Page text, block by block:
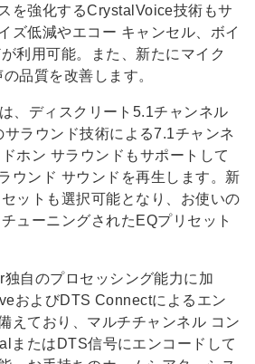
を強化するCrystalVoice技術もサ
ズ低減やエコー キャンセル、ボイ
利用可能。また、新たにマイク
品質を改善します。
、ディスクリート5.1チャンネル
ラウンド技術による7.1チャンネ
ホン サラウンドもサポートして
ウンド サウンドを再生します。新
ットも選択可能となり、お使いの
ューニングされたEQプリセット
自のプロセッシング能力に加
およびDTS Connectによるエン
えており、マルチチャンネル コン
またはDTS信号にエンコードして